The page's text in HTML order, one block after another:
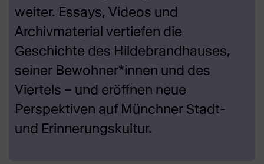
weiter. Essays, Videos und
Archivmaterial vertiefen die
Geschichte des Hildebrandhauses,
seiner Bewohner*innen und des
Viertels – und eröffnen neue
Perspektiven auf Münchner Stadt-
und Erinnerungskultur.